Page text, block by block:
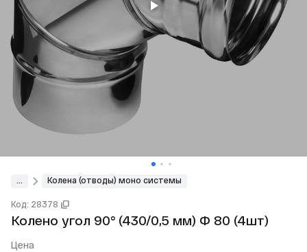
... Колена (отводы) моно системы
Код: 28378
Колено угол 90° (430/0,5 мм) Ф 80 (4шт)
Цена